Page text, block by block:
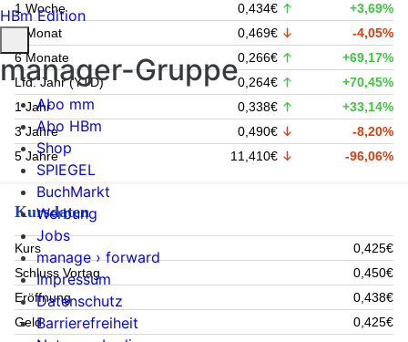
1 Woche
0,434€
+3,69%
1 Monat
0,469€
-4,05%
6 Monate
0,266€
+69,17%
Lfd. Jahr (YTD)
0,264€
+70,45%
1 Jahr
0,338€
+33,14%
3 Jahre
0,490€
-8,20%
5 Jahre
11,410€ -96,06%
Kursdaten
Kurs
0,425€
Schluss Vortag
0,450€
Eröffnung
0,438€
Geld
0,425€
HBm Edition
manager-Gruppe
Abo mm
Abo HBm
Shop
SPIEGEL
BuchMarkt
Werbung
Jobs
manage › forward
Impressum
Datenschutz
Barrierefreiheit